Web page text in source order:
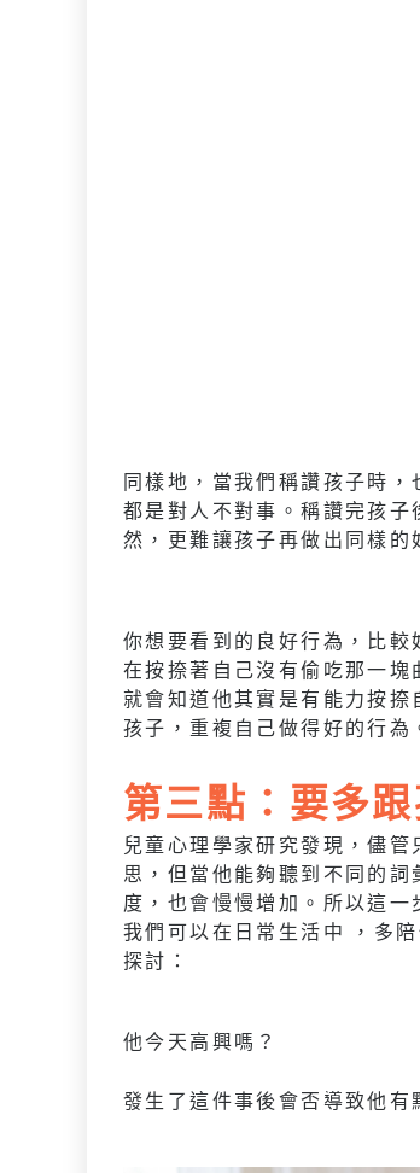
同樣地，當我們稱讚孩子時
都是對人不對事。稱讚完孩
然，更難讓孩子再做出同樣的
你想要看到的良好行為，比
在按捺著自己沒有偷吃那一
就會知道他其實是有能力按
孩子，重複自己做得好的行為
第三點：要多
兒童心理學家研究發現，儘
思，但當他能夠聽到不同的
度，也會慢慢增加。所以這
我們可以在日常生活中 ，多
探討：
他今天高興嗎？
發生了這件事後會否導致他有